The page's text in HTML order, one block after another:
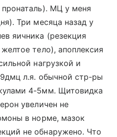
МЦ у меня
Три месяца назад у
яичника (резекция
тело), апоплексия
нагрузкой и
л.я. обычной стр-ры
4-5мм. Щитовидка
увеличен не
в норме, мазок
не обнаружено. Что